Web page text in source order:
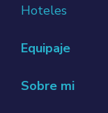
Hoteles
Equipaje
Sobre mi